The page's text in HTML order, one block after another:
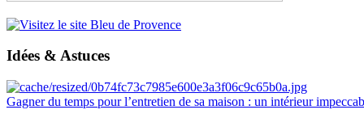
Idées & Astuces
Gagner du temps pour l’entretien de sa maison : un intérieur